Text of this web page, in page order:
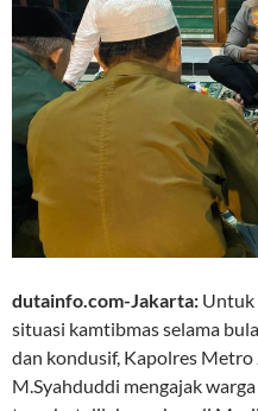
dutainfo.com-Jakarta: Untuk
situasi kamtibmas selama
dan kondusif, Kapolres Metro
M.Syahduddi mengajak